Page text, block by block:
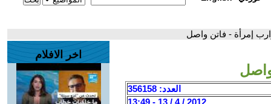
إمرأة - فاتن واصل
العدد: 356158
2012 / 4 / 13 - 13:49
اخر الافلام